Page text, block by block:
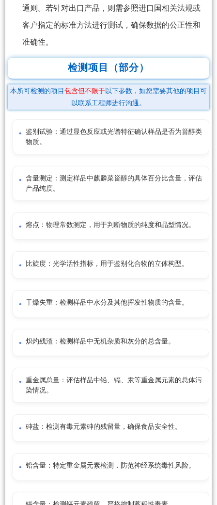
通则。若针对出口产品，则需参照进口国相关法规或
客户指定的标准方法进行测试，确保数据的公正性和
准确性。
检测项目（部分）
本所可检测的项目 包含但不限于以下参数，如您需要其他的项目可
以联系工程师进行沟通。
鉴别试验：通过显色反应或光谱特征确认样品是否为甾醇类
物质。
含量测定：测定样品中麒麟菜甾醇的具体百分比含量，评估
产品纯度。
熔点：物理常数测定，用于判断物质的纯度和晶型情况。
比旋度：光学活性指标，用于鉴别化合物的立体构型。
干燥失重：检测样品中水分及其他挥发性物质的含量。
炽灼残渣：检测样品中无机杂质和灰分的总含量。
重金属总量：评估样品中铅、镉、汞等重金属元素的总体污
染情况。
砷盐：检测有毒元素砷的残留量，确保食品安全性。
铅含量：特定重金属元素检测，防范神经系统毒性风险。